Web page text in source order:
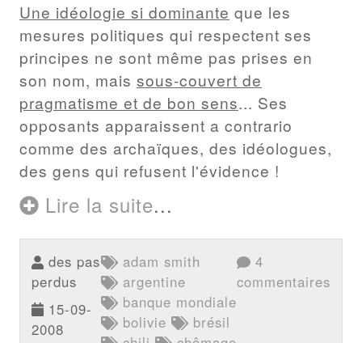
Une idéologie si dominante que les
mesures politiques qui respectent ses
principes ne sont même pas prises en
son nom, mais sous-couvert de
pragmatisme et de bon sens... Ses
opposants apparaissent a contrario
comme des archaïques, des idéologues,
des gens qui refusent l'évidence !
Lire la suite...
des pas
perdus
15-09-
2008
adam smith
argentine
banque mondiale
bolivie
brésil
4
commentaires